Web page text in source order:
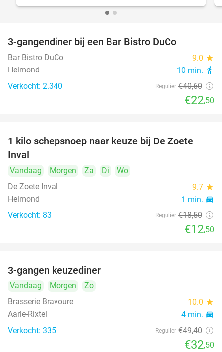
3-gangendiner bij een Bar Bistro DuCo
Bar Bistro DuCo 9.0 star
Helmond 10 min. directions_walk
Verkocht: 2.340 Regulier €40,60
€22,50
32%
1 kilo schepsnoep naar keuze bij De Zoete
Inval
Vandaag Morgen Za Di
Wo
De Zoete Inval
9.7 star
Helmond 1 min. directions_car
Verkocht: 83 Regulier €18,50
€12,50
3-gangen keuzediner
Vandaag Morgen
Zo
Brasserie Bravoure
10.0 star
Aarle-Rixtel 4 min. directions_car
Verkocht: 335 Regulier €49,40
€32,50